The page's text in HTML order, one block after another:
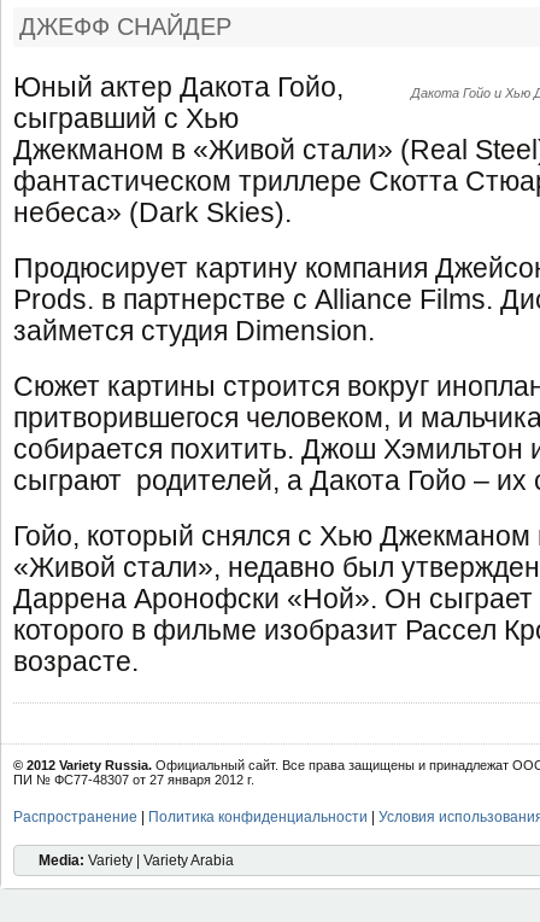
ДЖЕФФ СНАЙДЕР
Дакота Гойо и Хью
Юный актер Дакота Гойо,
сыгравший с Хью
Джекманом в «Живой стали» (Real
фантастическом триллере Скотта
небеса» (Dark Skies).
Продюсирует картину компания
Prods. в партнерстве с Alliance Films.
займется студия Dimension.
Сюжет картины строится вокруг
притворившегося человеком, и
собирается похитить. Джош Хэмильтон
сыграют родителей, а Дакота Гойо – их
Гойо, который снялся с Хью
«Живой стали», недавно был
Даррена Аронофски «Ной». Он сыграет
которого в фильме изобразит Рассел
возрасте.
© 2012 Variety Russia. Официальный сайт. Все права защищены и принадлежат
ПИ № ФС77-48307 от 27 января 2012 г.
Распространение Политика конфиденциальности Условия
Media: Variety | Variety Arabia